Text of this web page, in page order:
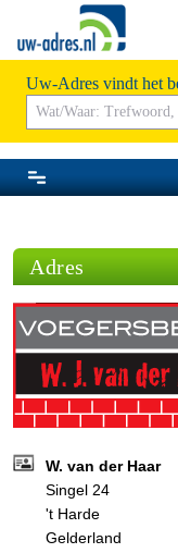
Uw-Adres vindt het
Adres
W. van der Haar
Singel 24
't Harde
Gelderland